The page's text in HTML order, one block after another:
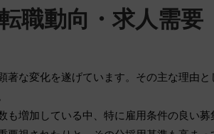
職動向・求人需要
著な変化を遂げています。その主な理由
も増加している中、特に雇用条件の良い